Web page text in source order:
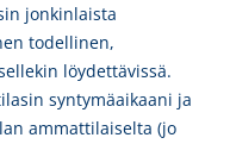
jonkinlaista
todellinen,
löydettävissä.
syntymäaikaani ja
ammattilaiselta (jo